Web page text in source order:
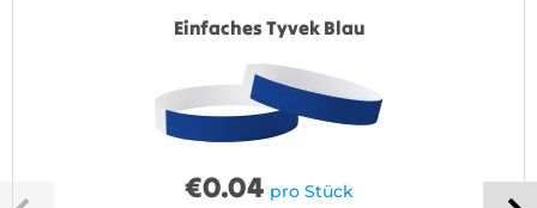
Einfaches Tyvek Blau
€0.04 pro Stück